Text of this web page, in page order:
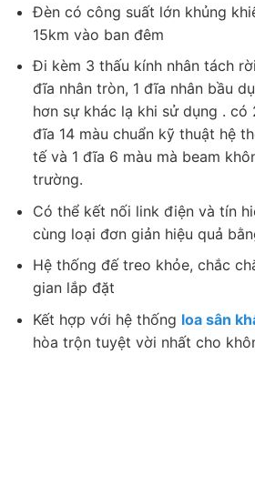
Đèn có công suất lớn khủng
15km vào ban đêm
Đi kèm 3 thấu kính nhân tách
đĩa nhân tròn, 1 đĩa nhân bầu
hơn sự khác lạ khi sử dụng . có
đĩa 14 màu chuẩn kỹ thuật hệ
tế và 1 đĩa 6 màu mà beam
trường.
Có thể kết nối link điện và tín
cùng loại đơn giản hiệu quả
Hệ thống đế treo khỏe, chắc
gian lắp đặt
Kết hợp với hệ thống loa sân
hòa trộn tuyệt vời nhất cho